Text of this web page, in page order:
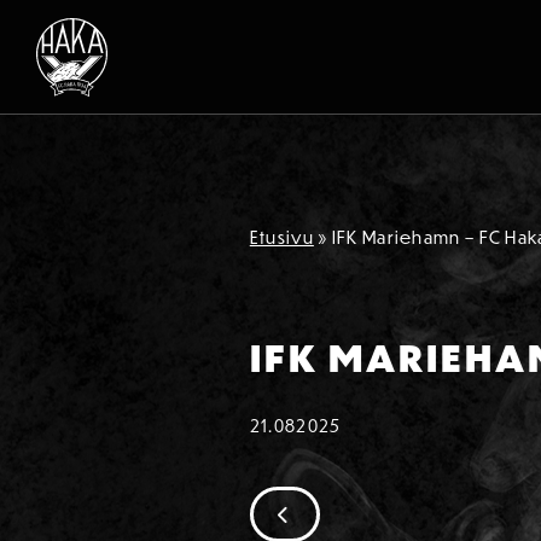
Siirry sisältöön
Etusivu » IFK Mariehamn – FC
IFK
21.082025
SIIRRY EDELLISEEN